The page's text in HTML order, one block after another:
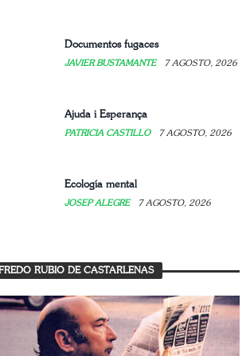
Documentos fugaces
JAVIER BUSTAMANTE 7 AGOSTO, 2026
Ajuda i Esperança
PATRICIA CASTILLO 7 AGOSTO, 2026
Ecología mental
JOSEP ALEGRE 7 AGOSTO, 2026
RUBIO DE CASTARLENAS